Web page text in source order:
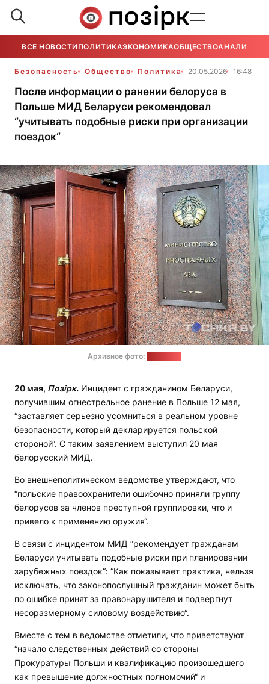
ВСЕ НОВОСТИ ПОЛИТИКАЭКОНОМИКАОБЩЕСТВОАНАЛИТИКА
Безопасность Общество Политика 20.05.2026 16:48
После информации о ранении белоруса в
Польше МИД Беларуси рекомендовал
“учитывать подобные риски при организации
поездок“
Архивное фото:
20 мая, Позірк. Инцидент с гражданином Беларуси,
получившим огнестрельное ранение в Польше 12 мая,
“заставляет серьезно усомниться в реальном уровне
безопасности, который декларируется польской
стороной“. С таким заявлением выступил 20 мая
белорусский МИД.
Во внешнеполитическом ведомстве утверждают, что
“польские правоохранители ошибочно приняли группу
белорусов за членов преступной группировки, что и
привело к применению оружия“.
В связи с инцидентом МИД “рекомендует гражданам
Беларуси учитывать подобные риски при планировании
зарубежных поездок“: “Как показывает практика, нельзя
исключать, что законопослушный гражданин может быть
по ошибке принят за правонарушителя и подвергнут
несоразмерному силовому воздействию“.
Вместе с тем в ведомстве отметили, что приветствуют
“начало следственных действий со стороны
Прокуратуры Польши и квалификацию произошедшего
как превышение должностных полномочий“ и